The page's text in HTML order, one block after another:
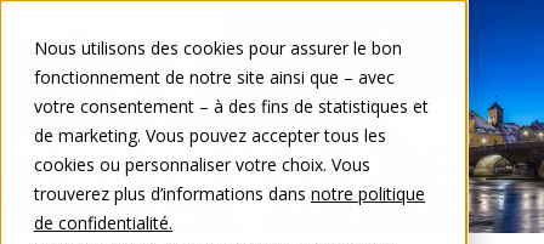
Nous utilisons des cookies pour assurer le bon
fonctionnement de notre site ainsi que – avec
votre consentement – à des fins de statistiques et
de marketing. Vous pouvez accepter tous les
cookies ou personnaliser votre choix. Vous
trouverez plus d’informations dans notre politique
de confidentialité.
DEFR
Open menu